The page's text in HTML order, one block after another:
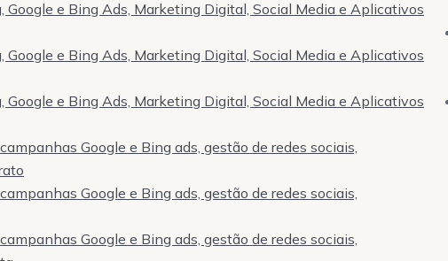
e Bing Ads, Marketing Digital, Social Media e Aplicativos
e Bing Ads, Marketing Digital, Social Media e Aplicativos
e Bing Ads, Marketing Digital, Social Media e Aplicativos
Google e Bing ads, gestão de redes sociais,
Google e Bing ads, gestão de redes sociais,
Google e Bing ads, gestão de redes sociais,